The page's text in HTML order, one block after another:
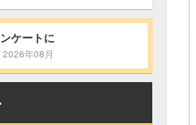
ケートに
2026年08月